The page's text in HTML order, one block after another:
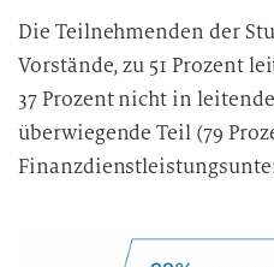
Die Teilnehmenden der
Vorstände, zu 51 Prozent
37 Prozent nicht in
überwiegende Teil (79